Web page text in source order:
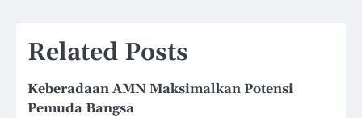
Related Posts
Keberadaan AMN Maksimalkan Potensi
Pemuda Bangsa